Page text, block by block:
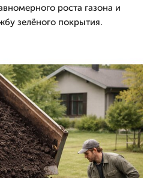
роста газона и
зелёного покрытия.